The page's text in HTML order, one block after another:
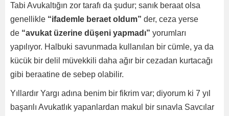
Tabi Avukaltığın zor tarafı da şudur; sanık beraat olsa
genellikle “ifademle beraet oldum” der, ceza yerse
de “avukat üzerine düşeni yapmadı” yorumları
yapılıyor. Halbuki savunmada kullanılan bir cümle, ya da
kücük bir delil müvekkili daha ağır bir cezadan kurtacağı
gibi beraatine de sebep olabilir.
Yıllardır Yargı adına benim bir fikrim var; diyorum ki 7 yıl
başarılı Avukatlık yapanlardan makul bir sınavla Savcılar